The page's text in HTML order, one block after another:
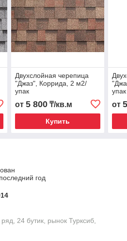
Двухслойная черепица
"Джаз", Коррида, 2 м2/
упак
от 5 800₸/кв.м
Купить
упак
от
год
24 бутик, рынок Турксиб,